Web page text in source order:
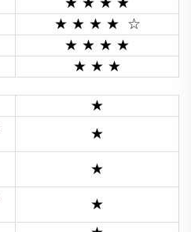
★ ★ ★ ★ ☆
★ ★ ★ ★
★ ★ ★
★
★
★
★